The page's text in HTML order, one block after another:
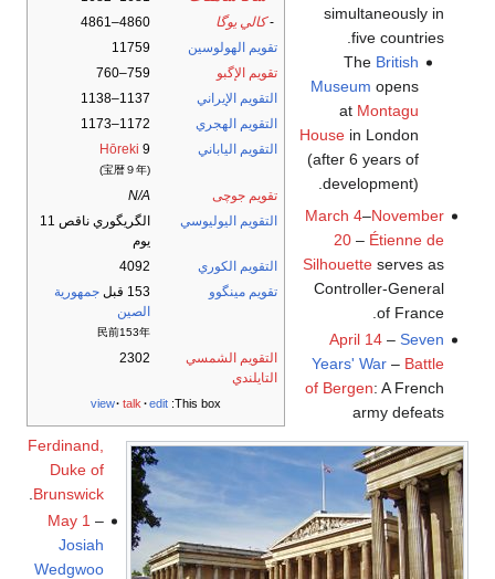
-كالي يوگا
4860–4861
تقويم الهولوسين
11759
تقويم الإگبو
759–760
التقويم الإيراني
1137–1138
التقويم الهجري
1172–1173
التقويم الياباني
Hōreki 9
(宝暦９年)
تقويم جوچى
N/A
التقويم اليوليوسي
الگريگوري ناقص 11
يوم
التقويم الكوري
4092
تقويم مينگوو
153 قبل
جمهورية
الصين
民前153年
التقويم الشمسي
التايلندي
2302
This box:
view talk edit
simultaneously in
five countries.
The British
Museum opens
at Montagu
House in London
(after 6 years of
development).
March 4–November
20– Étienne de
Silhouetteserves as
Controller-General
of France.
April 14– Seven
Years' War– Battle
of Bergen: A French
army defeats
Ferdinand,
Duke of
Brunswick
.
May 1 –
Josiah
Wedgwoo